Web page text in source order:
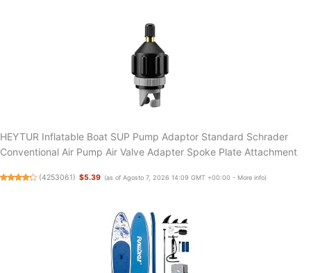
HEYTUR Inflatable Boat SUP Pump Adaptor Standard Schrader
Conventional Air Pump Air Valve Adapter Spoke Plate Attachment
(4253061 ) $5.39 (as of Agosto 7, 2026 14:09 GMT +00:00 - More info)